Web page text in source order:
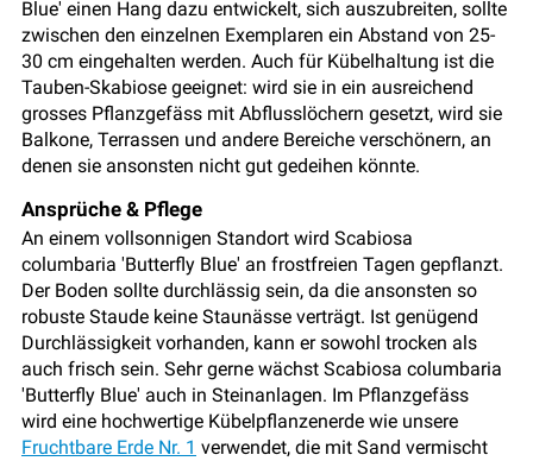
Blue' einen Hang dazu entwickelt, sich auszubreiten, sollte
zwischen den einzelnen Exemplaren ein Abstand von 25-
30 cm eingehalten werden. Auch für Kübelhaltung ist die
Tauben-Skabiose geeignet: wird sie in ein ausreichend
grosses Pflanzgefäss mit Abflusslöchern gesetzt, wird sie
Balkone, Terrassen und andere Bereiche verschönern, an
denen sie ansonsten nicht gut gedeihen könnte.
Ansprüche & Pflege
An einem vollsonnigen Standort wird Scabiosa
columbaria 'Butterfly Blue' an frostfreien Tagen gepflanzt.
Der Boden sollte durchlässig sein, da die ansonsten so
robuste Staude keine Staunässe verträgt. Ist genügend
Durchlässigkeit vorhanden, kann er sowohl trocken als
auch frisch sein. Sehr gerne wächst Scabiosa columbaria
'Butterfly Blue' auch in Steinanlagen. Im Pflanzgefäss
wird eine hochwertige Kübelpflanzenerde wie unsere
Fruchtbare Erde Nr. 1 verwendet, die mit Sand vermischt